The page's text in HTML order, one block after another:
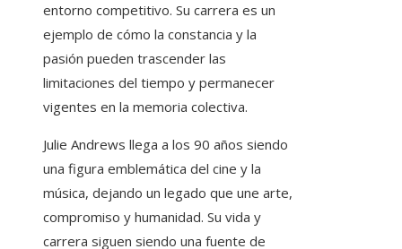
entorno competitivo. Su carrera es un
ejemplo de cómo la constancia y la
pasión pueden trascender las
limitaciones del tiempo y permanecer
vigentes en la memoria colectiva.
Julie Andrews llega a los 90 años siendo
una figura emblemática del cine y la
música, dejando un legado que une arte,
compromiso y humanidad. Su vida y
carrera siguen siendo una fuente de